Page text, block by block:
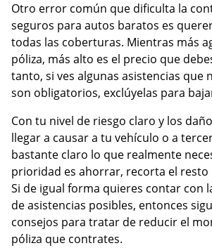
Otro error común que dificulta la
seguros para autos baratos es
todas las coberturas. Mientras más
póliza, más alto es el precio que
tanto, si ves algunas asistencias que
son obligatorios, exclúyelas para
Con tu nivel de riesgo claro y los
llegar a causar a tu vehículo o a
bastante claro lo que realmente
prioridad es ahorrar, recorta el resto
Si de igual forma quieres contar con
de asistencias posibles, entonces
consejos para tratar de reducir el
póliza que contrates.